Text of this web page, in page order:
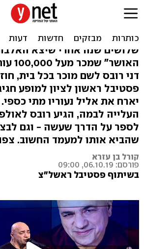
דני רובס
לאלבומו "בדרך אל
שלושים שנה אחרי שיצא
דני רובס לשם מוכר בכל בית,
פסטיבל ראשון לציון למופע
יארח את אליל נעוריו מתי
לספר על הדרך שעשה - וגם
שהביא אותו למעמד החשוב.
קורל בן עזרא
פורסם: 06.10.19, 09:00
בשיתוף פסטיבל ראשל"צ